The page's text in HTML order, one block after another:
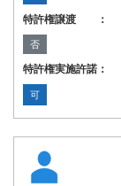
特許権譲渡 ：
否
特許権実施許諾：
可